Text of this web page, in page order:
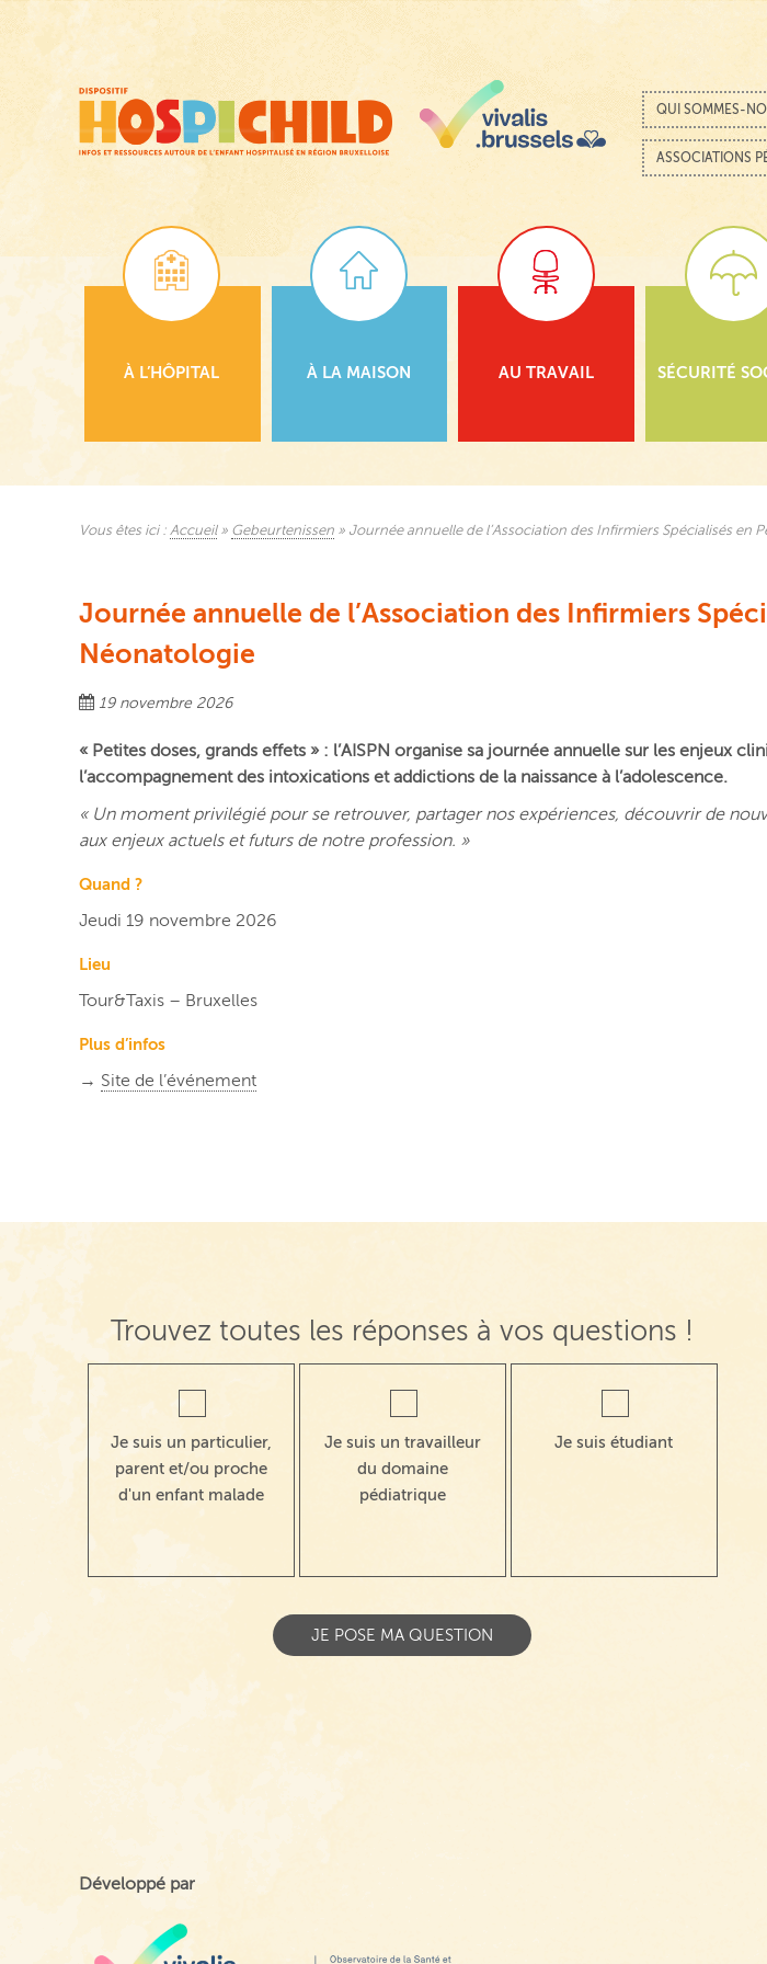
principal
Menu
Passer au contenu
QUI SOMMES-
ASSOCIATIONS
À L’HÔPITAL À LA MAISON AU TRAVAIL SÉCURITÉ
Vous êtes ici : Accueil» Gebeurtenissen » Journée annuelle de l’Association des Infirmiers Spécialisés en
Journée annuelle de l’Association des Infirmiers
Néonatologie
19 novembre 2026
« Petites doses, grands effets » : l’AISPN organise sa journée annuelle sur les enjeux
l’accompagnement des intoxications et addictions de la naissance à l’adolescence.
« Un moment privilégié pour se retrouver, partager nos expériences, découvrir de
aux enjeux actuels et futurs de notre profession. »
Quand ?
Jeudi 19 novembre 2026
Lieu
Tour&Taxis – Bruxelles
Plus d’infos
→ Site de l’événement
Trouvez toutes les réponses à vos questions !
Je suis un particulier,
parent et/ou proche
d'un enfant malade
Je suis un travailleur
du domaine
pédiatrique
Je suis étudiant
Développé par